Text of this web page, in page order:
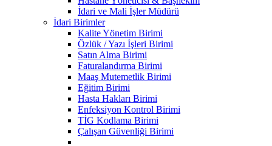
İdari ve Mali İşler Müdürü
İdari Birimler
Kalite Yönetim Birimi
Özlük / Yazı İşleri Birimi
Satın Alma Birimi
Faturalandırma Birimi
Maaş Mutemetlik Birimi
Eğitim Birimi
Hasta Hakları Birimi
Enfeksiyon Kontrol Birimi
TİG Kodlama Birimi
Çalışan Güvenliği Birimi